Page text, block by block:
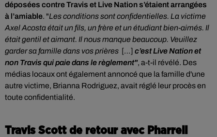
déposées contre Travis et Live Nation s’étaient arrangées
à l’amiable. "Lesconditions sont confidentielles. La victime
Axel Acosta était un fils, un frère et un étudiant bien-aimés. Il
était gentil et aimant. Il nous manque beaucoup. Veuillez
garder sa famille dans vos prières […] c’est Live Nationet
non Travis qui paie dans le règlement", a-t-il révélé. Des
médias locaux ont également annoncé que la famille d'une
autre victime, Brianna Rodriguez, avait réglé leur procès en
toute confidentialité.
Travis Scott de retour avec Pharrell